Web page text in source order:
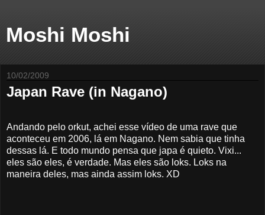
Moshi Moshi
10/02/2009
Japan Rave (in Nagano)
Andando pelo orkut, achei esse vídeo de uma rave que
aconteceu em 2006, lá em Nagano. Nem sabia que tinha
dessas lá. E todo mundo pensa que japa é quieto. Vixi...
eles são eles, é verdade. Mas eles são loks. Loks na
maneira deles, mas ainda assim loks. XD